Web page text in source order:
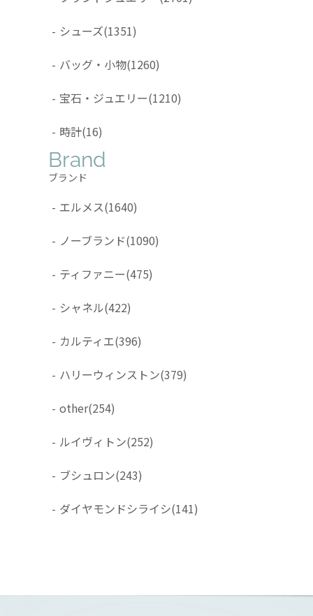
- シューズ(1351)
- バッグ・小物(1260)
- 宝石・ジュエリー(1210)
- 時計(16)
Brand
ブランド
- エルメス(1640)
- ノーブランド(1090)
- ティファニー(475)
- シャネル(422)
- カルティエ(396)
- ハリーウィンストン(379)
- other(254)
- ルイヴィトン(252)
- ブシュロン(243)
- ダイヤモンドシライシ(141)